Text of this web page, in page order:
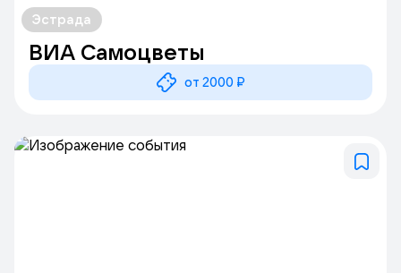
Эстрада
ВИА Самоцветы
от 2000 ₽